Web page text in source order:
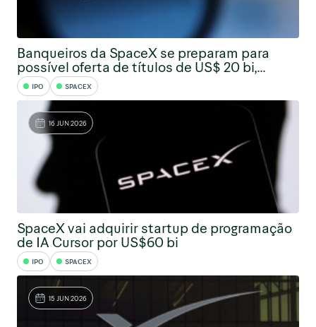
Banqueiros da SpaceX se preparam para
possível oferta de títulos de US$ 20 bi,...
IPO SPACEX
16 JUN 2026
SpaceX vai adquirir startup de programação
de IA Cursor por US$60 bi
IPO SPACEX
15 JUN 2026